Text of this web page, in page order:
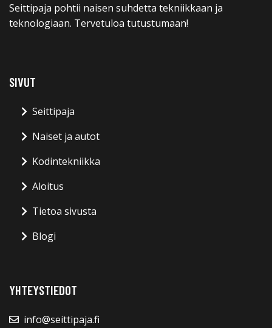
Seittipaja pohtii naisen suhdetta tekniikkaan ja
teknologiaan. Tervetuloa tutustumaan!
SIVUT
Seittipaja
Naiset ja autot
Kodintekniikka
Aloitus
Tietoa sivusta
Blogi
YHTEYSTIEDOT
info@seittipaja.fi